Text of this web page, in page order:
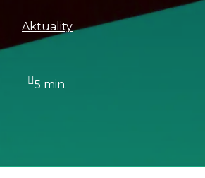
Aktuality
5 min.